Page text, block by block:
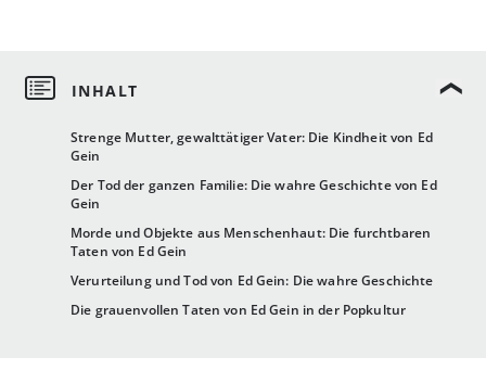
Strenge Mutter, gewalttätiger Vater: Die Kindheit von Ed
Gein
Der Tod der ganzen Familie: Die wahre Geschichte von Ed
Gein
Morde und Objekte aus Menschenhaut: Die furchtbaren
Taten von Ed Gein
Verurteilung und Tod von Ed Gein: Die wahre Geschichte
Die grauenvollen Taten von Ed Gein in der Popkultur